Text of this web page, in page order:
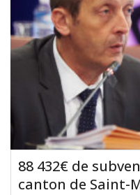
montant total de ces
88 432€ de
canton de Saint-